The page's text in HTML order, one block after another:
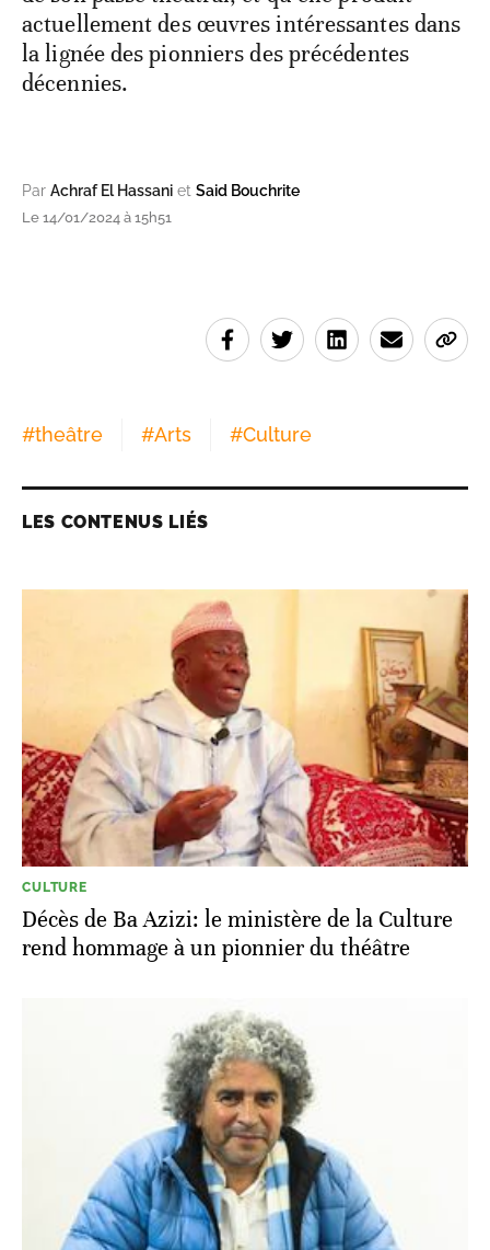
actuellement des œuvres intéressantes dans
la lignée des pionniers des précédentes
décennies.
Par Achraf El Hassani et Said Bouchrite
Le 14/01/2024 à 15h51
#theâtre #Arts #Culture
LES CONTENUS LIÉS
CULTURE
Décès de Ba Azizi: le ministère de la Culture
rend hommage à un pionnier du théâtre